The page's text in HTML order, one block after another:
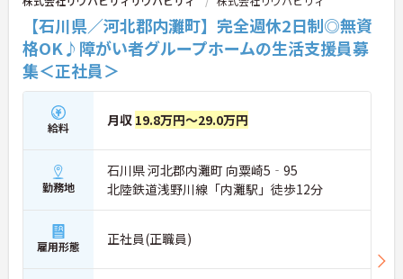
【石川県／河北郡内灘町】完全週休2日制◎無資
格OK♪障がい者グループホームの生活支援員募
集＜正社員＞
給料 月収 19.8万円～29.0万円
勤務地
石川県 河北郡内灘町 向粟崎5‐95
北陸鉄道浅野川線「内灘駅」徒歩12分
雇用形態 正社員(正職員)